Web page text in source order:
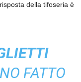
risposta della tifoseria è
FATTO